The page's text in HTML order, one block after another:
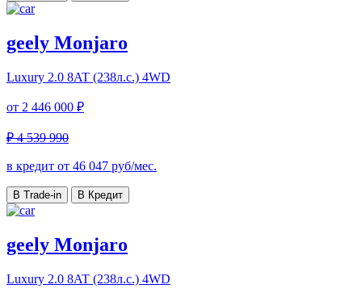
geely Monjaro
Luxury 2.0 8AT (238л.с.) 4WD
от 2 446 000 ₽
₽ 4 539 990
в кредит от 46 047 руб/мес.
В Trade-in В Кредит
geely Monjaro
Luxury 2.0 8AT (238л.с.) 4WD